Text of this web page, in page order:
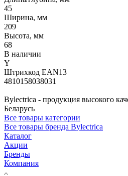
45
Ширина, мм
209
Высота, мм
68
В наличии
Y
Штрихкод EAN13
4810158038031
Bylectrica - продукция высокого
Беларусь
Все товары категории
Все товары бренда Bylectrica
Каталог
Акции
Бренды
Компания